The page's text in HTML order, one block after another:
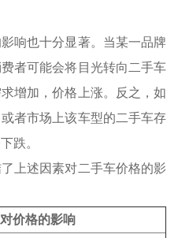
响也十分显著。当某一品牌
者可能会将目光转向二手车
增加，价格上涨。反之，如
者市场上该车型的二手车存
跌。
上述因素对二手车价格的影
对价格的影响